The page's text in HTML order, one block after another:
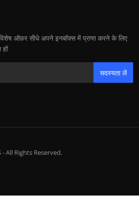
ऑफ़र सीधे अपने इनबॉक्स में प्राप्त करने के लिए
हों
सदस्यता लें
- All Rights Reserved.